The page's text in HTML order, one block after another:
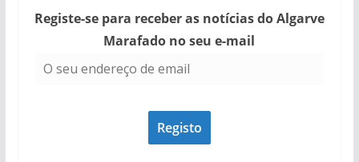
Registe-se para receber as notícias do Algarve
Marafado no seu e-mail